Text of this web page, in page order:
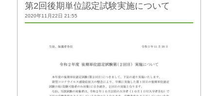
第2回後期単位認定試験実施について
2020年11月22日 21:55